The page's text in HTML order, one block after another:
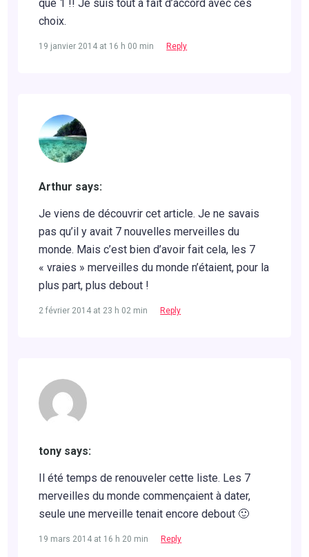
que 1 !! Je suis tout à fait d’accord avec ces
choix.
19 janvier 2014 at 16 h 00 min Reply
Arthur says:
Je viens de découvrir cet article. Je ne savais
pas qu’il y avait 7 nouvelles merveilles du
monde. Mais c’est bien d’avoir fait cela, les 7
« vraies » merveilles du monde n’étaient, pour la
plus part, plus debout !
2 février 2014 at 23 h 02 min Reply
tony says:
Il été temps de renouveler cette liste. Les 7
merveilles du monde commençaient à dater,
seule une merveille tenait encore debout 🙂
19 mars 2014 at 16 h 20 min Reply